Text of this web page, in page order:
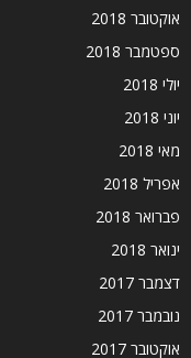
אוקטובר 2018
ספטמבר 2018
יולי 2018
יוני 2018
מאי 2018
אפריל 2018
פברואר 2018
ינואר 2018
דצמבר 2017
נובמבר 2017
אוקטובר 2017